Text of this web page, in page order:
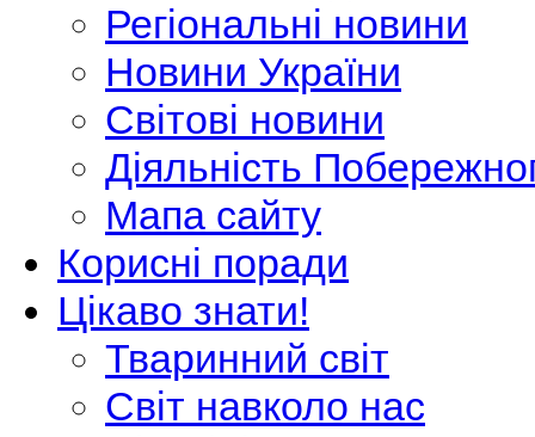
Регіональні новини
Новини України
Світові новини
Діяльність
Мапа сайту
Корисні поради
Цікаво знати!
Тваринний світ
Світ навколо нас